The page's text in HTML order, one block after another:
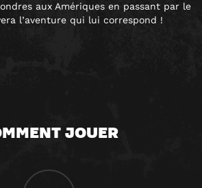
aux Amériques en passant par le
l’aventure qui lui correspond !
JOUER